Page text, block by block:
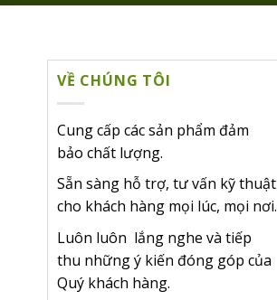
VỀ CHÚNG TÔI
Cung cấp các sản phẩm đảm
bảo chất lượng.
Sẵn sàng hỗ trợ, tư vấn kỹ thuật
cho khách hàng mọi lúc, mọi nơi.
Luôn luôn lắng nghe và tiếp
thu những ý kiến đóng góp của
Quý khách hàng.